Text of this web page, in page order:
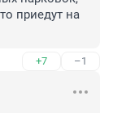
приедут на
+7 –1